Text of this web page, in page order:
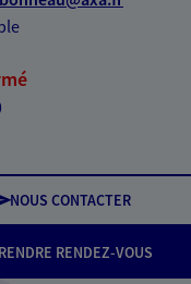
NOUS CONTACTER
RENDEZ-VOUS